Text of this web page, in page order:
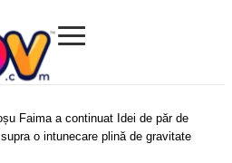
Gohov.com
≡
Faima a continuat Idei de păr de
o intunecare plină de gravitate